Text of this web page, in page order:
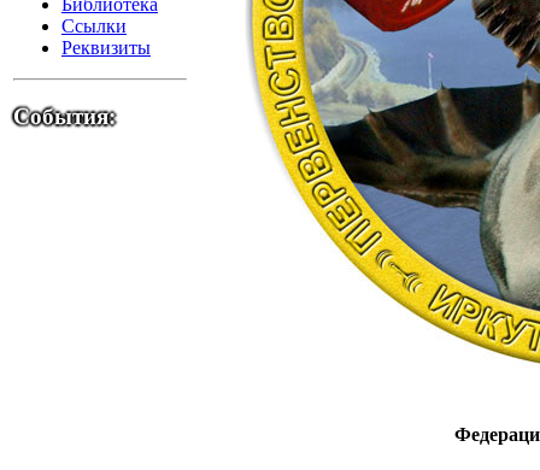
Библиотека
Ссылки
Реквизиты
События: